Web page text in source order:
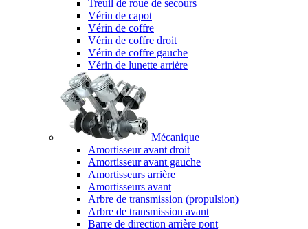
Treuil de roue de secours
Vérin de capot
Vérin de coffre
Vérin de coffre droit
Vérin de coffre gauche
Vérin de lunette arrière
Mécanique
Amortisseur avant droit
Amortisseur avant gauche
Amortisseurs arrière
Amortisseurs avant
Arbre de transmission (propulsion)
Arbre de transmission avant
Barre de direction arrière pont